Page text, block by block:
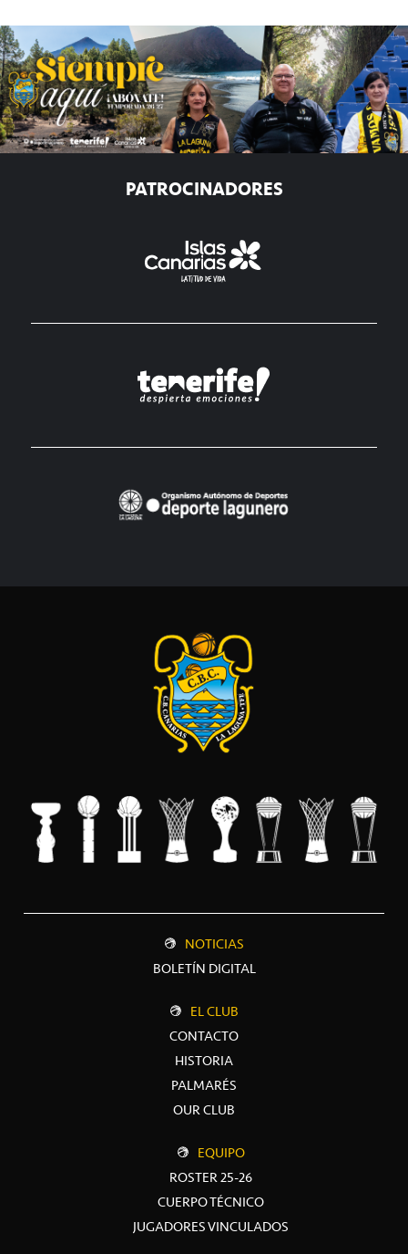
PATROCINADORES
NOTICIAS
BOLETÍN DIGITAL
EL CLUB
CONTACTO
HISTORIA
PALMARÉS
OUR CLUB
EQUIPO
ROSTER 25-26
CUERPO TÉCNICO
JUGADORES VINCULADOS